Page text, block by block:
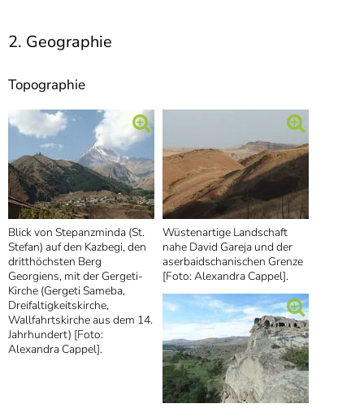
2. Geographie
Topographie
Blick von Stepanzminda (St.
Stefan) auf den Kazbegi, den
dritthöchsten Berg
Georgiens, mit der Gergeti-
Kirche (Gergeti Sameba,
Dreifaltigkeitskirche,
Wallfahrtskirche aus dem 14.
Jahrhundert) [Foto:
Alexandra Cappel].
Wüstenartige Landschaft
nahe David Gareja und der
aserbaidschanischen Grenze
[Foto: Alexandra Cappel].